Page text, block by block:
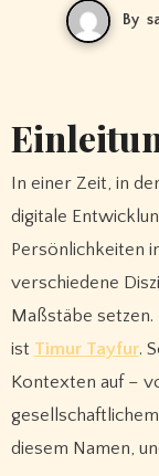
By
In einer Zeit, in der sich gesellschaftliche, kulturelle und
digitale
Persönlichkeiten
verschiedene
Maßstäbe
ist Timur Tayfur.
Kontexten auf –
diesem Namen,